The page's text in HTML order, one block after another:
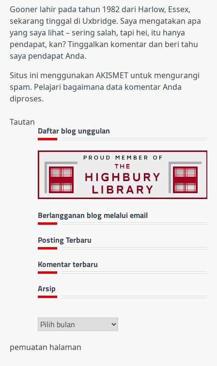
Gooner lahir pada tahun 1982 dari Harlow, Essex,
sekarang tinggal di Uxbridge. Saya mengatakan apa
yang saya lihat – sering salah, tapi hei, itu hanya
pendapat, kan? Tinggalkan komentar dan beri tahu
saya pendapat Anda.
Situs ini menggunakan AKISMET untuk mengurangi
spam. Pelajari bagaimana data komentar Anda
diproses.
Daftar blog unggulan
Berlangganan blog melalui email
Posting Terbaru
Komentar terbaru
Arsip
Tautan
pemuatan halaman